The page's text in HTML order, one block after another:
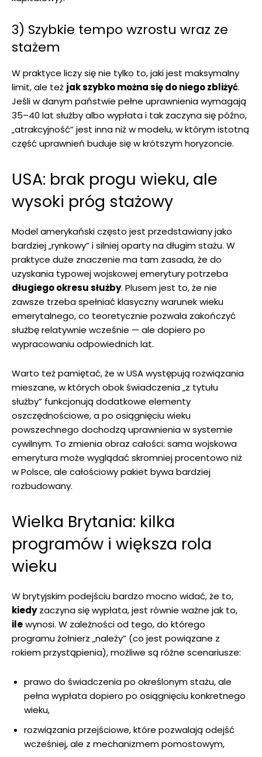
3) Szybkie tempo wzrostu wraz ze
stażem
W praktyce liczy się nie tylko to, jaki jest maksymalny
limit, ale też jak szybko można się do niego zbliżyć.
Jeśli w danym państwie pełne uprawnienia wymagają
35–40 lat służby albo wypłata i tak zaczyna się późno,
„atrakcyjność” jest inna niż w modelu, w którym istotną
część uprawnień buduje się w krótszym horyzoncie.
USA: brak progu wieku, ale
wysoki próg stażowy
Model amerykański często jest przedstawiany jako
bardziej „rynkowy” i silniej oparty na długim stażu. W
praktyce duże znaczenie ma tam zasada, że do
uzyskania typowej wojskowej emerytury potrzeba
długiego okresu służby. Plusem jest to, że nie
zawsze trzeba spełniać klasyczny warunek wieku
emerytalnego, co teoretycznie pozwala zakończyć
służbę relatywnie wcześnie — ale dopiero po
wypracowaniu odpowiednich lat.
Warto też pamiętać, że w USA występują rozwiązania
mieszane, w których obok świadczenia „z tytułu
służby” funkcjonują dodatkowe elementy
oszczędnościowe, a po osiągnięciu wieku
powszechnego dochodzą uprawnienia w systemie
cywilnym. To zmienia obraz całości: sama wojskowa
emerytura może wyglądać skromniej procentowo niż
w Polsce, ale całościowy pakiet bywa bardziej
rozbudowany.
Wielka Brytania: kilka
programów i większa rola
wieku
W brytyjskim podejściu bardzo mocno widać, że to,
kiedyzaczyna się wypłata, jest równie ważne jak to,
ilewynosi. W zależności od tego, do którego
programu żołnierz „należy” (co jest powiązane z
rokiem przystąpienia), możliwe są różne scenariusze:
prawo do świadczenia po określonym stażu, ale
pełna wypłata dopiero po osiągnięciu konkretnego
wieku,
rozwiązania przejściowe, które pozwalają odejść
wcześniej, ale z mechanizmem pomostowym,